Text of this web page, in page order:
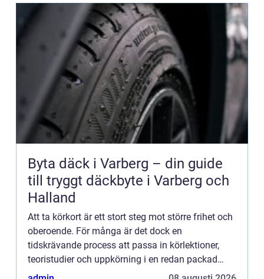
Byta däck i Varberg – din guide
till tryggt däckbyte i Varberg och
Halland
Att ta körkort är ett stort steg mot större frihet och
oberoende. För många är det dock en
tidskrävande process att passa in körlektioner,
teoristudier och uppkörning i en redan packad
vardag. Lösnin...